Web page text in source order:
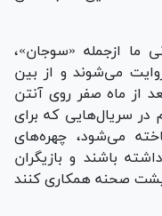
ما ازجمله «سوجان»،
می‌شوند و از بین
از ماه صفر روی آنتن
سریال‌هایی که برای
می‌شود، چهره‌های
باشند و بازیگران
صحنه همکاری کنند